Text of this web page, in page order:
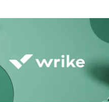
y recibe respuestas al
de IA
las tareas manuales usando
inteligentes.